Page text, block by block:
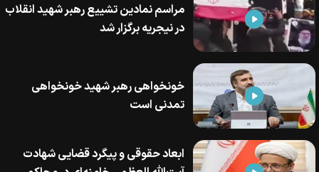
مراسم نمادین تشییع رهبر شهید انقلاب
در نیجریه برگزار شد
خونخواهی رهبر شهید خونخواهی
تمدنی است
ابعاد حقوقی و پیگرد قضایی شهادت